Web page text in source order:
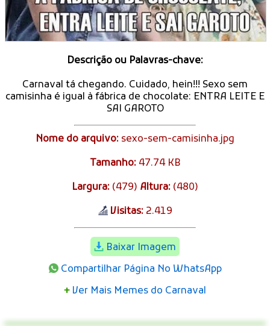
Descrição ou Palavras-chave:
Carnaval tá chegando. Cuidado, hein!!! Sexo sem
camisinha é igual à fábrica de chocolate: ENTRA LEITE E
SAI GAROTO
Nome do arquivo: sexo-sem-camisinha.jpg
Tamanho:47.74 KB
Largura: (479) Altura: (480)
Visitas:2.419
Baixar Imagem
Compartilhar Página No WhatsApp
+ Ver Mais Memes do Carnaval